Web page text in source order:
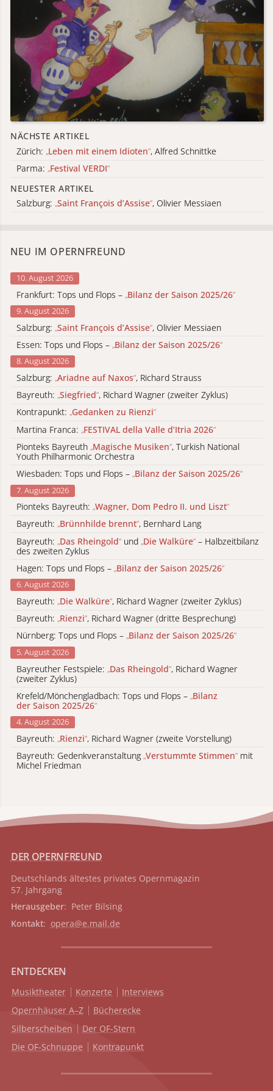
NÄCHSTE ARTIKEL
Zürich: „Leben mit einem Idioten“, Alfred Schnittke
Parma: „Festival VERDI“
NEUESTER ARTIKEL
Salzburg: „Saint François d’Assise“, Olivier Messiaen
NEU IM OPERNFREUND
10. August 2026
Frankfurt: Tops und Flops – „Bilanz der Saison 2025/26“
9. August 2026
Salzburg: „Saint François d’Assise“, Olivier Messiaen
Essen: Tops und Flops – „Bilanz der Saison 2025/26“
8. August 2026
Salzburg: „Ariadne auf Naxos“, Richard Strauss
Bayreuth: „Siegfried“, Richard Wagner (zweiter Zyklus)
Kontrapunkt: „Gedanken zu Rienzi“
Martina Franca: „FESTIVAL della Valle d’Itria 2026“
Pionteks Bayreuth „Magische Musiken“, Turkish National
Youth Philharmonic Orchestra
Wiesbaden: Tops und Flops – „Bilanz der Saison 2025/26“
7. August 2026
Pionteks Bayreuth: „Wagner, Dom Pedro II. und Liszt“
Bayreuth: „Brünnhilde brennt“, Bernhard Lang
Bayreuth: „Das Rheingold“ und „Die Walküre“ – Halbzeitbilanz
des zweiten Zyklus
Hagen: Tops und Flops – „Bilanz der Saison 2025/26“
6. August 2026
Bayreuth: „Die Walküre“, Richard Wagner (zweiter Zyklus)
Bayreuth: „Rienzi“, Richard Wagner (dritte Besprechung)
Nürnberg: Tops und Flops – „Bilanz der Saison 2025/26“
5. August 2026
Bayreuther Festspiele: „Das Rheingold“, Richard Wagner
(zweiter Zyklus)
Krefeld/Mönchengladbach: Tops und Flops – „Bilanz
der Saison 2025/26“
4. August 2026
Bayreuth: „Rienzi“, Richard Wagner (zweite Vorstellung)
Bayreuth: Gedenkveranstaltung „Verstummte Stimmen“ mit
Michel Friedman
DER OPERNFREUND
Deutschlands ältestes privates Opernmagazin
57. Jahrgang
Herausgeber: Peter Bilsing
Kontakt: opera@e.mail.de
ENTDECKEN
Musiktheater Konzerte
Interviews
Opernhäuser A–Z
Bücherecke
Silberscheiben
Der OF-Stern
Die OF-Schnuppe
Kontrapunkt